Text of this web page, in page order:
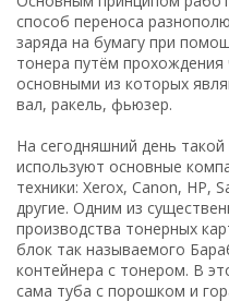
способ переноса
заряда на бумагу при
тонера путём прохождения
основными из которых
вал, ракель, фьюзер.
На сегодняшний день
используют основные
техники: Xerox, Canon, HP,
другие. Одним из
производства тонерных
блок так называемого
контейнера с тонером. В
сама туба с порошком и